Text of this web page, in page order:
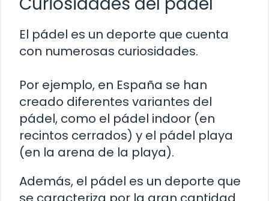
El pádel es un deporte que cuenta
con numerosas curiosidades.
Por ejemplo, en España se han
creado diferentes variantes del
pádel, como el pádel indoor (en
recintos cerrados) y el pádel playa
(en la arena de la playa).
Además, el pádel es un deporte que